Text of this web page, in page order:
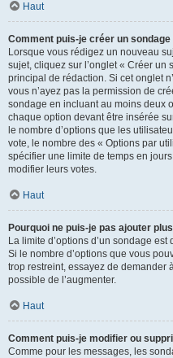
Haut
Comment puis-je créer un sondage
Lorsque vous rédigez un nouveau
sujet, cliquez sur l’onglet « Créer
principal de rédaction. Si cet onglet
vous n’ayez pas la permission de
sondage en incluant au moins deux
chaque option devant être insérée
le nombre d’options que les
vote, le nombre des « Options par
spécifier une limite de temps en
modifier leurs votes.
Haut
Pourquoi ne puis-je pas ajouter
La limite d’options d’un sondage
Si le nombre d’options que vous
trop restreint, essayez de demander
possible de l’augmenter.
Haut
Comment puis-je modifier ou
Comme pour les messages, les